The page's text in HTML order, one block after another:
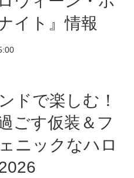
イト』情報
ドで楽しむ！
ごす仮装＆フ
ニックなハロ